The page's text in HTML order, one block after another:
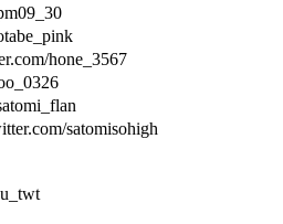
hone_3567
satomisohigh